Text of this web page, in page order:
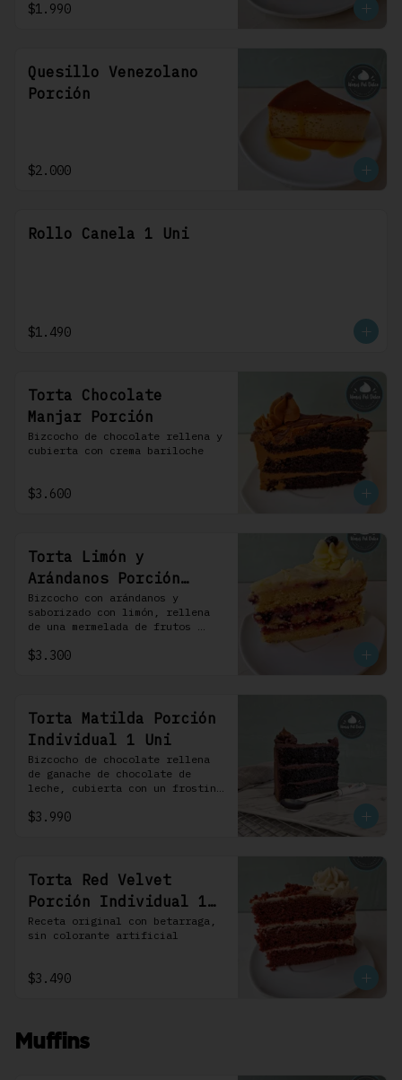
$1.990
Quesillo Venezolano
Porción
$2.000
Rollo Canela 1 Uni
$1.490
Torta Chocolate
Manjar Porción
Bizcocho de chocolate rellena y
cubierta con crema bariloche
$3.600
Torta Limón y
Arándanos Porción
Individual 1 Uni
Bizcocho con arándanos y
saborizado con limón, rellena
de una mermelada de frutos
frosting de queso de crema.
$3.300
Torta Matilda Porción
Individual 1 Uni
Bizcocho de chocolate rellena
de ganache de chocolate de
leche, cubierta con un frosting
$3.990
Torta Red Velvet
Porción Individual 1
Uni
Receta original con betarraga,
sin colorante artificial
$3.490
Muffins